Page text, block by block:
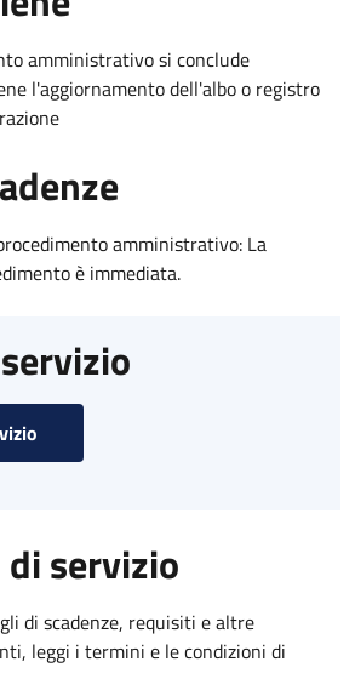
amministrativo si conclude
l'aggiornamento dell'albo o registro
amministrativo: La
è immediata.
servizio
di scadenze, requisiti e altre
leggi i termini e le condizioni di